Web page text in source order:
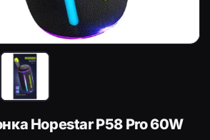
Hopestar P58 Pro 60W — Черный —
Hopestar P58 Pro 60W